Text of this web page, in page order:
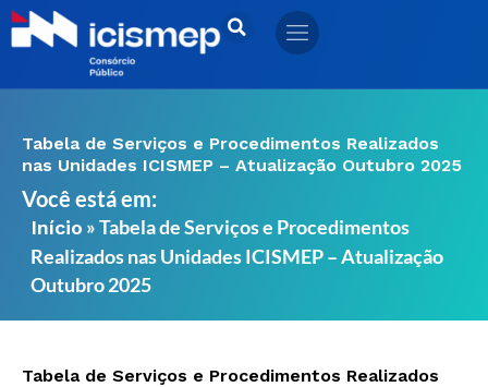
Ir
para
Tabela de Serviços e Procedimentos Realizados
nas Unidades ICISMEP – Atualização Outubro 2025
Você está em:
Início »Tabela de Serviços e Procedimentos
Realizados nas Unidades ICISMEP – Atualização
Outubro 2025
Tabela de Serviços e Procedimentos Realizados